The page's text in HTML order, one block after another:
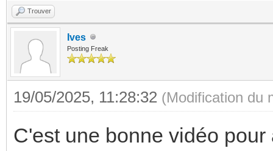
Trouver
Ives
Posting Freak
19/05/2025, 11:28:32 (Modification du
C'est une bonne vidéo